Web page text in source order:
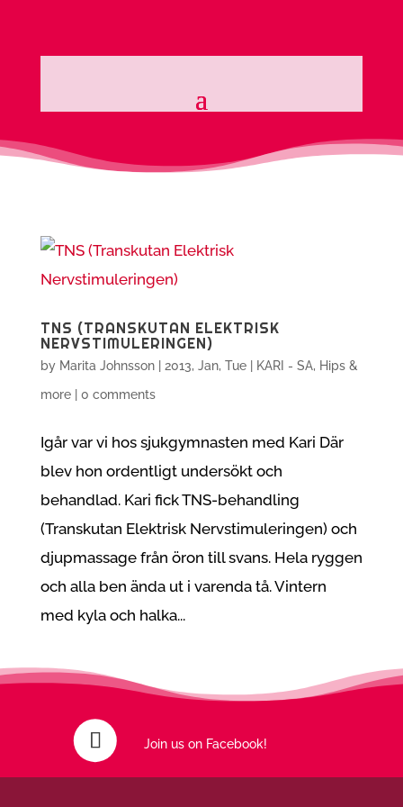
TNS (TRANSKUTAN ELEKTRISK
NERVSTIMULERINGEN)
by Marita Johnsson| 2013, Jan, Tue|
KARI - SA, Hips &
more| 0 comments
Igår var vi hos sjukgymnasten med Kari Där
blev hon ordentligt undersökt och
behandlad. Kari fick TNS-behandling
(Transkutan Elektrisk Nervstimuleringen) och
djupmassage från öron till svans. Hela ryggen
och alla ben ända ut i varenda tå. Vintern
med kyla och halka...
Join us on Facebook!